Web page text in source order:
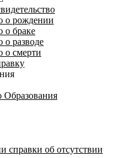
о рождении
о браке
о разводе
о смерти
Образования
справки об отсутствии